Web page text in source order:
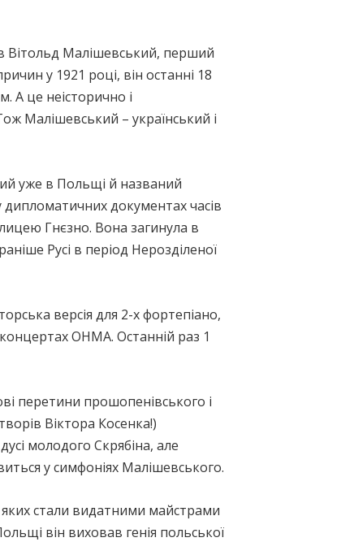
Вітольд Малішевський, перший
у 1921 році, він останні 18
А це неісторично і
Малішевський – український і
уже в Польщі й названий
документах часів
Гнєзно. Вона загинула в
Русі в період Нерозділеної
версія для 2-х фортепіано,
ОНМА. Останній раз 1
перетини прошопенівського і
Віктора Косенка!)
молодого Скрябіна, але
у симфоніях Малішевського.
стали видатними майстрами
він виховав генія польської